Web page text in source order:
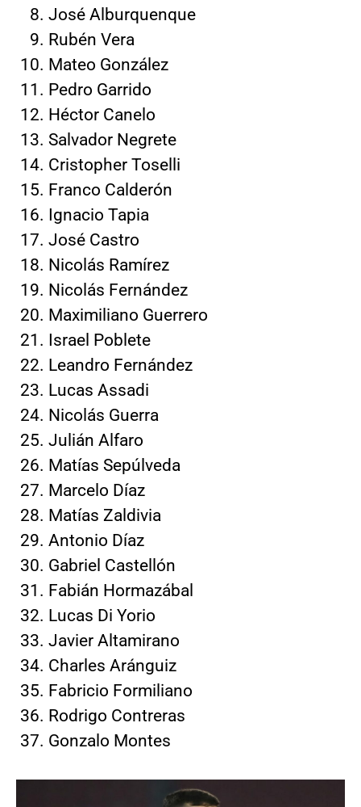
José Alburquenque
Rubén Vera
Mateo González
Pedro Garrido
Héctor Canelo
Salvador Negrete
Cristopher Toselli
Franco Calderón
Ignacio Tapia
José Castro
Nicolás Ramírez
Nicolás Fernández
Maximiliano Guerrero
Israel Poblete
Leandro Fernández
Lucas Assadi
Nicolás Guerra
Julián Alfaro
Matías Sepúlveda
Marcelo Díaz
Matías Zaldivia
Antonio Díaz
Gabriel Castellón
Fabián Hormazábal
Lucas Di Yorio
Javier Altamirano
Charles Aránguiz
Fabricio Formiliano
Rodrigo Contreras
Gonzalo Montes